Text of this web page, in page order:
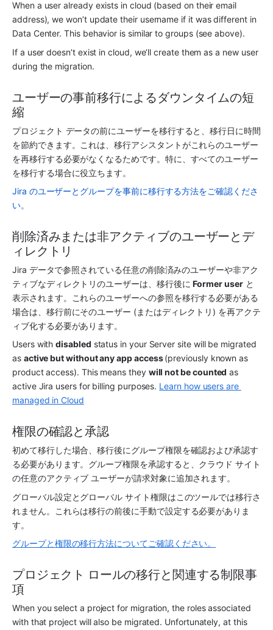
When a user already exists in cloud (based on their email
address), we won’t update their username if it was different in
Data Center. This behavior is similar to groups (see above).
If a user doesn’t exist in cloud, we’ll create them as a new user
during the migration.
ユーザーの事前移行によるダウンタイムの短
縮
プロジェクト データの前にユーザーを移行すると、移行日に時間
を節約できます。これは、移行アシスタントがこれらのユーザー
を再移行する必要がなくなるためです。特に、すべてのユーザー
を移行する場合に役立ちます。
Jira のユーザーとグループを事前に移行する方法をご確認くださ
い。
削除済みまたは非アクティブのユーザーとデ
ィレクトリ
Jira データで参照されている任意の削除済みのユーザーや非アク
ティブなディレクトリのユーザーは、移行後に Former user と
表示されます。これらのユーザーへの参照を移行する必要がある
場合は、移行前にそのユーザー (またはディレクトリ) を再アクテ
ィブ化する必要があります。
Users with disabled status in your Server site will be migrated
as active but without any app access (previously known as
product access). This means they will not be counted as
active Jira users for billing purposes. Learn how users are
managed in Cloud
権限の確認と承認
初めて移行した場合、移行後にグループ権限を確認および承認す
る必要があります。グループ権限を承認すると、クラウド サイト
の任意のアクティブ ユーザーが請求対象に追加されます。
グローバル設定とグローバル サイト権限はこのツールでは移行さ
れません。これらは移行の前後に手動で設定する必要がありま
す。
グループと権限の移行方法についてご確認ください。
プロジェクト ロールの移行と関連する制限事
項
When you select a project for migration, the roles associated
with that project will also be migrated. Unfortunately, at this